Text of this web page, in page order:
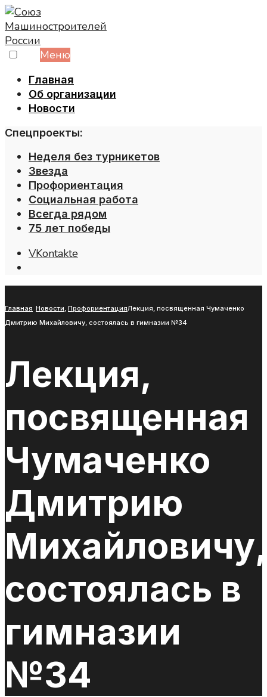
Skip
to
content
Меню
Главная
Об организации
Новости
Спецпроекты:
Неделя без турникетов
Звезда
Профориентация
Социальная работа
Всегда рядом
75 лет победы
VKontakte
Главная Новости, ПрофориентацияЛекция, посвященная Чумаченко
Дмитрию Михайловичу, состоялась в гимназии №34
Лекция,
посвященная
Чумаченко
Дмитрию
Михайловичу,
состоялась в
гимназии
№34